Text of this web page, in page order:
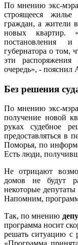
По мнению экс-
строящееся жилье
граждан, а жители
новых квартир.
постановления и
губернатора о том,
эти
очередь», - пояснил
Без решения
По мнению экс-мэра
получение новой
руках судебное
предоставляться в
Поморья, по
Есть люди,
Не отрицают
домов не будут
некоторые депутаты
Напомним,
Так, по мнению
программа носит
решать ситуацию с